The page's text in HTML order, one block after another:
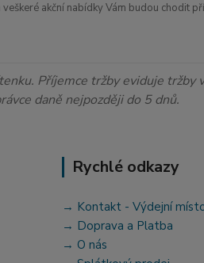
akční nabídky Vám budou chodit
Příjemce tržby eviduje
daně nejpozději do 5 dnů.
Rychlé odkazy
→ Kontakt - Výdejní
→ Doprava a Platba
→ O nás